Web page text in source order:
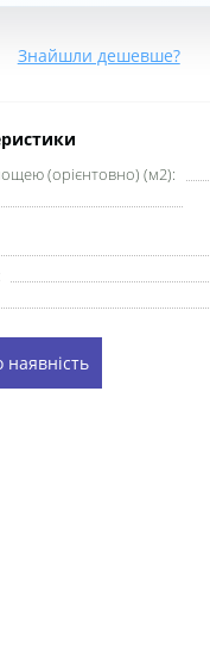
Знайшли дешевше?
(орієнтовно) (м2):